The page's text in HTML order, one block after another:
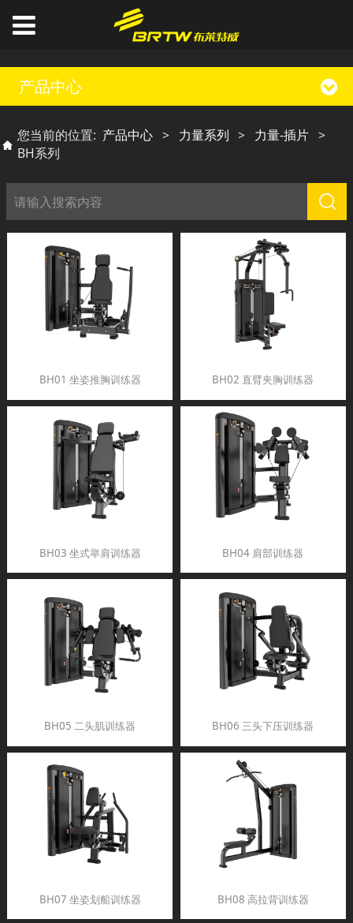
产品中心
您当前的位置: 产品中心 > 力量系列 > 力量-插片 >
BH系列
BH01 坐姿推胸训练器 BH02 直臂夹胸训练器
BH03 坐式举肩训练器 BH04 肩部训练器
BH05 二头肌训练器 BH06 三头下压训练器
BH07 坐姿划船训练器 BH08 高拉背训练器